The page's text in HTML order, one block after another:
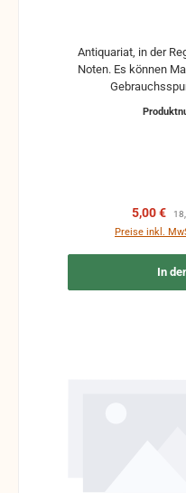
Noten. Es können
5,00 €
Preise inkl.
In